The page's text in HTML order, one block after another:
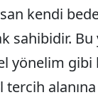
kendi
sahibidir. Bu
yönelim gibi
alanına